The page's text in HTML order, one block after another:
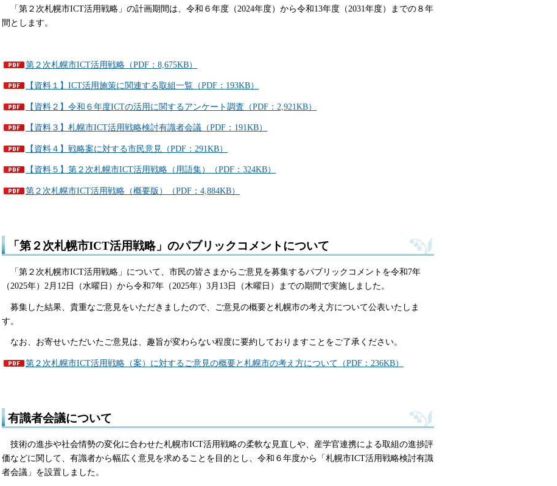
「第２次札幌市ICT活用戦略」の計画期間は、令和６年度（2024年度）から令和13年度（2031年度）までの８年
間とします。
第２次札幌市ICT活用戦略（PDF：8,675KB）
【資料１】ICT活用施策に関連する取組一覧（PDF：193KB）
【資料２】令和６年度ICTの活用に関するアンケート調査（PDF：2,921KB）
【資料３】札幌市ICT活用戦略検討有識者会議（PDF：191KB）
【資料４】戦略案に対する市民意見（PDF：291KB）
【資料５】第２次札幌市ICT活用戦略（用語集）（PDF：324KB）
第２次札幌市ICT活用戦略（概要版）（PDF：4,884KB）
「第２次札幌市ICT活用戦略」のパブリックコメントについて
「第２次札幌市ICT活用戦略」について、市民の皆さまからご意見を募集するパブリックコメントを令和7年
（2025年）2月12日（水曜日）から令和7年（2025年）3月13日（木曜日）までの期間で実施しました。
募集した結果、貴重なご意見をいただきましたので、ご意見の概要と札幌市の考え方について公表いたしま
す。
なお、お寄せいただいたご意見は、趣旨が変わらない程度に要約しておりますことをご了承ください。
第２次札幌市ICT活用戦略（案）に対するご意見の概要と札幌市の考え方について（PDF：236KB）
有識者会議について
技術の進歩や社会情勢の変化に合わせた札幌市ICT活用戦略の柔軟な見直しや、産学官連携による取組の進捗評
価などに関して、有識者から幅広く意見を求めることを目的とし、令和６年度から「札幌市ICT活用戦略検討有識
者会議」を設置しました。